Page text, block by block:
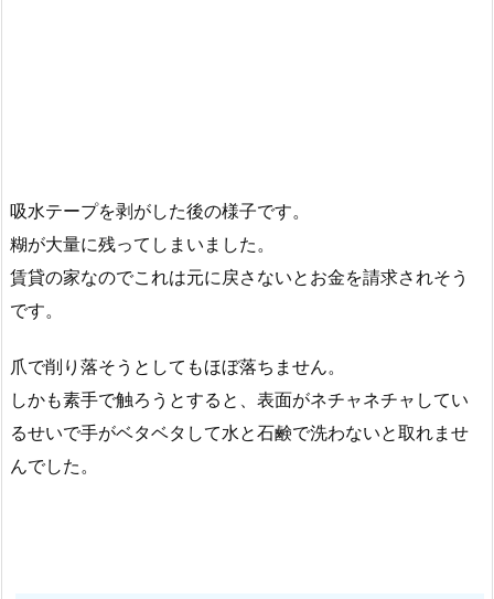
吸水テープを剥がした後の様子です。
糊が大量に残ってしまいました。
賃貸の家なのでこれは元に戻さないとお金を請求されそう
です。
爪で削り落そうとしてもほぼ落ちません。
しかも素手で触ろうとすると、表面がネチャネチャしてい
るせいで手がベタベタして水と石鹸で洗わないと取れませ
んでした。